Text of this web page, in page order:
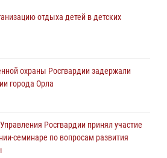
отдыха детей в детских
охраны Росгвардии задержали
города Орла
Росгвардии принял участие
семинаре по вопросам развития